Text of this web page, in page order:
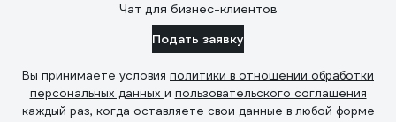
Чат для бизнес-клиентов
Подать заявку
Вы принимаете условия политики в отношении обработки
персональных данных и пользовательского соглашения
каждый раз, когда оставляете свои данные в любой форме